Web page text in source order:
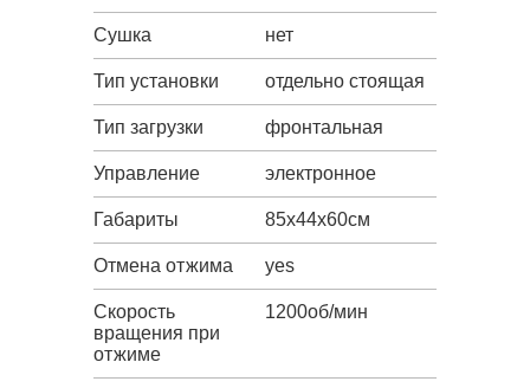
Сушка нет
Тип установки отдельно стоящая
Тип загрузки фронтальная
Управление электронное
Габариты 85х44х60см
Отмена отжима yes
Скорость
вращения при
отжиме
1200об/мин